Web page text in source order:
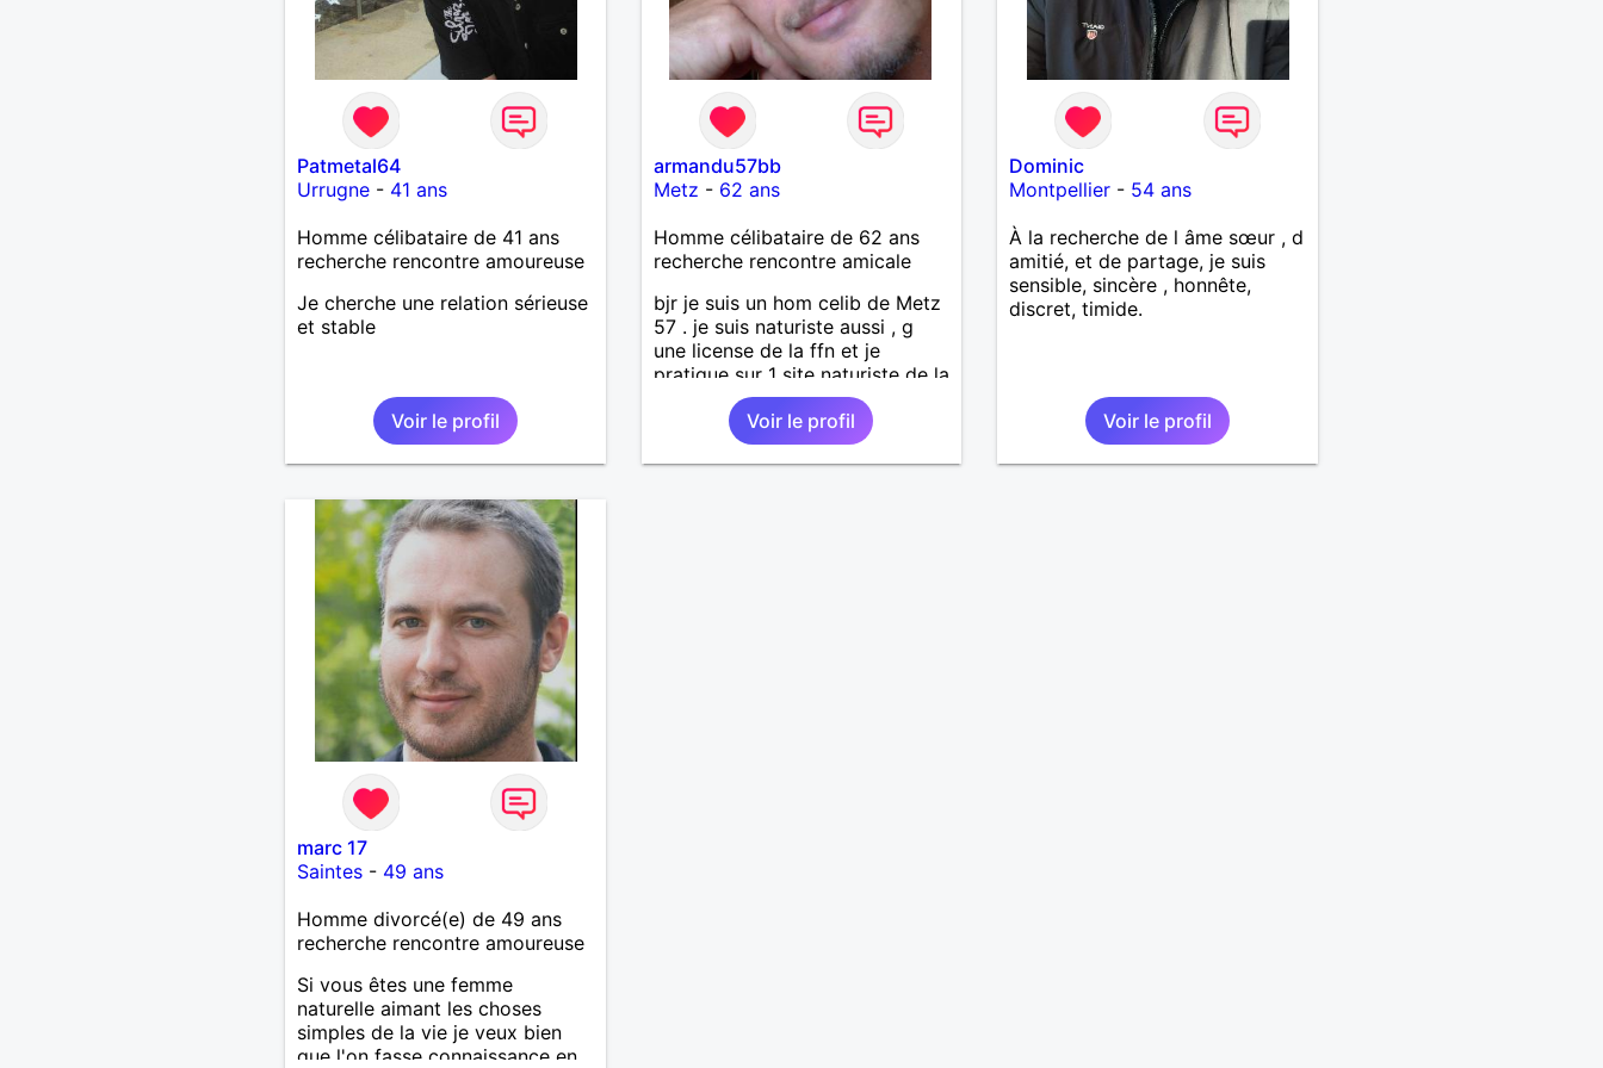
Patmetal64
Urrugne- 41 ans
Homme célibataire de 41 ans
recherche rencontre amoureuse
Je cherche une relation sérieuse
et stable
Voir le profil
armandu57bb
Metz - 62 ans
Homme célibataire de 62 ans
recherche rencontre amicale
bjr je suis un hom celib de Metz
57 . je suis naturiste aussi , g
une license de la ffn et je
pratique sur 1 site naturiste de la
région . j'ai 62ans je vis seul ,
jeune retraité depuis le 01/07/25
avec mon chat Kitou que j'ai
adopté en 04/2023 , je
Voir le profil
Dominic
Montpellier - 54 ans
À la recherche de l âme sœur , d
amitié, et de partage, je suis
sensible, sincère , honnête,
discret, timide.
Voir le profil
marc 17
Saintes- 49 ans
Homme divorcé(e) de 49 ans
recherche rencontre amoureuse
Si vous êtes une femme
naturelle aimant les choses
simples de la vie je veux bien
que l'on fasse connaissance en